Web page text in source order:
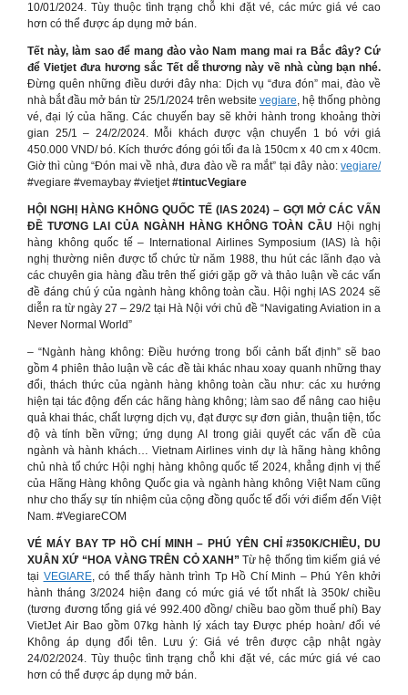
10/01/2024. Tùy thuộc tình trạng chỗ khi đặt vé, các mức giá vé cao
hơn có thể được áp dụng mở bán.
Tết này, làm sao để mang đào vào Nam mang mai ra Bắc đây? Cứ
để Vietjet đưa hương sắc Tết dễ thương này về nhà cùng bạn nhé.
Đừng quên những điều dưới đây nha: Dịch vụ “đưa đón” mai, đào về
nhà bắt đầu mở bán từ 25/1/2024 trên website vegiare, hệ thống phòng
vé, đại lý của hãng. Các chuyến bay sẽ khởi hành trong khoảng thời
gian 25/1 – 24/2/2024. Mỗi khách được vận chuyển 1 bó với giá
450.000 VND/ bó. Kích thước đóng gói tối đa là 150cm x 40 cm x 40cm.
Giờ thì cùng “Đón mai về nhà, đưa đào về ra mắt” tại đây nào: vegiare/
#vegiare #vemaybay #vietjet#tintucVegiare
HỘI NGHỊ HÀNG KHÔNG QUỐC TẾ (IAS 2024) – GỢI MỞ CÁC VẤN
ĐỀ TƯƠNG LAI CỦA NGÀNH HÀNG KHÔNG TOÀN CẦU Hội nghị
hàng không quốc tế – International Airlines Symposium (IAS) là hội
nghị thường niên được tổ chức từ năm 1988, thu hút các lãnh đạo và
các chuyên gia hàng đầu trên thế giới gặp gỡ và thảo luận về các vấn
đề đáng chú ý của ngành hàng không toàn cầu. Hội nghị IAS 2024 sẽ
diễn ra từ ngày 27 – 29/2 tại Hà Nội với chủ đề “Navigating Aviation in a
Never Normal World”
– “Ngành hàng không: Điều hướng trong bối cảnh bất định” sẽ bao
gồm 4 phiên thảo luận về các đề tài khác nhau xoay quanh những thay
đổi, thách thức của ngành hàng không toàn cầu như: các xu hướng
hiện tại tác động đến các hãng hàng không; làm sao để nâng cao hiệu
quả khai thác, chất lượng dịch vụ, đạt được sự đơn giản, thuận tiện, tốc
độ và tính bền vững; ứng dụng AI trong giải quyết các vấn đề của
ngành và hành khách… Vietnam Airlines vinh dự là hãng hàng không
chủ nhà tổ chức Hội nghị hàng không quốc tế 2024, khẳng định vị thế
của Hãng Hàng không Quốc gia và ngành hàng không Việt Nam cũng
như cho thấy sự tín nhiệm của cộng đồng quốc tế đối với điểm đến Việt
Nam. #VegiareCOM
VÉ MÁY BAY TP HỒ CHÍ MINH – PHÚ YÊN CHỈ #350K/CHIỀU, DU
XUÂN XỨ “HOA VÀNG TRÊN CỎ XANH”Từ hệ thống tìm kiếm giá vé
tại VEGIARE, có thể thấy hành trình Tp Hồ Chí Minh – Phú Yên khởi
hành tháng 3/2024 hiện đang có mức giá vé tốt nhất là 350k/ chiều
(tương đương tổng giá vé 992.400 đồng/ chiều bao gồm thuế phí) Bay
VietJet Air Bao gồm 07kg hành lý xách tay Được phép hoàn/ đổi vé
Không áp dụng đổi tên. Lưu ý: Giá vé trên được cập nhật ngày
24/02/2024. Tùy thuộc tình trạng chỗ khi đặt vé, các mức giá vé cao
hơn có thể được áp dụng mở bán.